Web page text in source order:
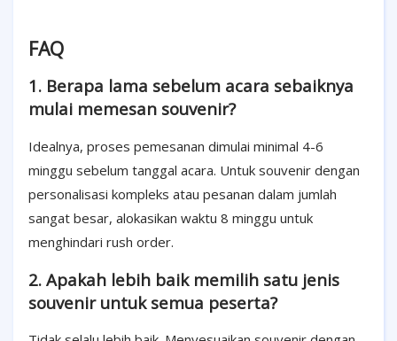
FAQ
1. Berapa lama sebelum acara sebaiknya
mulai memesan souvenir?
Idealnya, proses pemesanan dimulai minimal 4-6
minggu sebelum tanggal acara. Untuk souvenir dengan
personalisasi kompleks atau pesanan dalam jumlah
sangat besar, alokasikan waktu 8 minggu untuk
menghindari rush order.
2. Apakah lebih baik memilih satu jenis
souvenir untuk semua peserta?